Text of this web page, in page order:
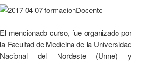
El mencionado curso, fue organizado por
la Facultad de Medicina de la Universidad
Nacional del Nordeste (Unne) y